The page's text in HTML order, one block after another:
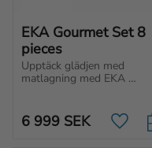
EKA Gourmet Set 8
pieces
Upptäck glädjen med
matlagning med EKA
ditt kök av högsta kvalitet.
6 999 SEK Lägg